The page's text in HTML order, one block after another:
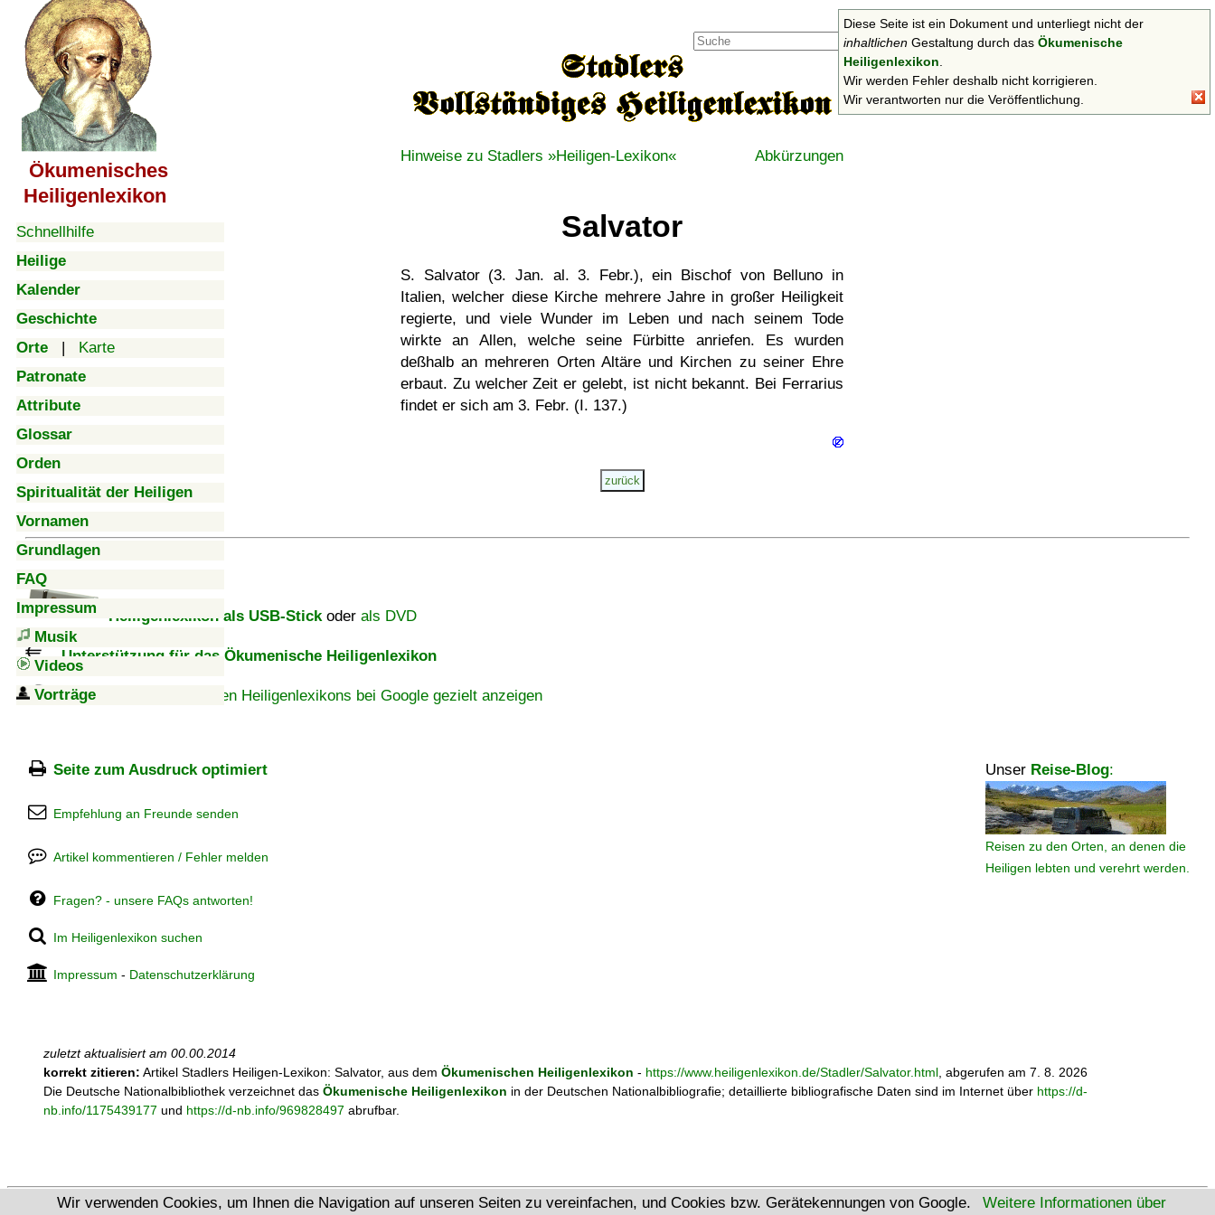
Ökumenisches
Heiligenlexikon
Schnellhilfe
Heilige
Kalender
Geschichte
Orte | Karte
Patronate
Attribute
Glossar
Orden
Spiritualität der Heiligen
Vornamen
Grundlagen
FAQ
Impressum
Musik
Videos
Vorträge
Suchen
Hinweise zu Stadlers »Heiligen-Lexikon« Abkürzungen
Salvator
S. Salvator (3. Jan. al. 3. Febr.), ein Bischof von Belluno in
Italien, welcher diese Kirche mehrere Jahre in großer Heiligkeit
regierte, und viele Wunder im Leben und nach seinem Tode
wirkte an Allen, welche seine Fürbitte anriefen. Es wurden
deßhalb an mehreren Orten Altäre und Kirchen zu seiner Ehre
erbaut. Zu welcher Zeit er gelebt, ist nicht bekannt. Bei Ferrarius
findet er sich am 3. Febr. (I. 137.)
Diese Seite ist ein Dokument und unterliegt nicht der
inhaltlichen Gestaltung durch das Ökumenische
Heiligenlexikon
Wir werden Fehler deshalb nicht korrigieren.
Wir verantworten nur die Veröffentlichung.
Heiligenlexikon als USB-Stickoder als DVD
Unterstützung für das Ökumenische Heiligenlexikon
Artikel des Ökumenischen Heiligenlexikons bei Google gezielt anzeigen
Seite zum Ausdruck optimiert Unser Reise-Blog:
Reisen zu den Orten, an denen die
Heiligen lebten und verehrt werden.
Empfehlung an Freunde senden
Artikel kommentieren / Fehler melden
Fragen? - unsere FAQs antworten!
Im Heiligenlexikon suchen
Impressum - Datenschutzerklärung
zuletzt aktualisiert am 00.00.2014
korrekt zitieren: Artikel Stadlers Heiligen-Lexikon: Salvator, aus dem Ökumenischen Heiligenlexikon - https://www.heiligenlexikon.de/Stadler/Salvator.html , abgerufen am 7. 8. 2026
Die Deutsche Nationalbibliothek verzeichnet das Ökumenische Heiligenlexikon in der Deutschen Nationalbibliografie; detaillierte bibliografische Daten sind im Internet über https://d-
nb.info/1175439177 und https://d-nb.info/969828497 abrufbar.
Ökumenisches Heiligenlexikon
Wir verwenden Cookies, um Ihnen die Navigation auf unseren Seiten zu vereinfachen, und Cookies bzw. Gerätekennungen von Google. Weitere Informationen über